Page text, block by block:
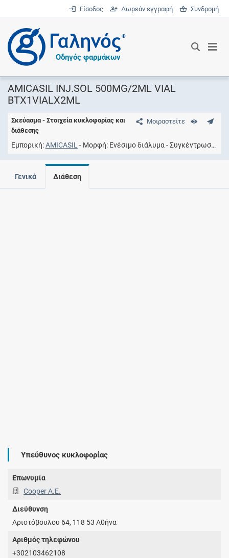
Είσοδος Δωρεάν εγγραφή Συνδρομή
®
Οδηγός φαρμάκων
AMICASIL INJ.SOL 500MG/2ML VIAL
BTX1VIALX2ML
Μοιραστείτε
Σκεύασμα - Στοιχεία κυκλοφορίας και
διάθεσης
Εμπορική AMICASIL Μορφή Eνέσιμο διάλυμα Συγκέντρωση
Γενικά Διάθεση
Υπεύθυνος κυκλοφορίας
Επωνυμία
Cooper Α.Ε.
Διεύθυνση
Αριστόβουλου 64, 118 53 Αθήνα
Αριθμός τηλεφώνου
+302103462108